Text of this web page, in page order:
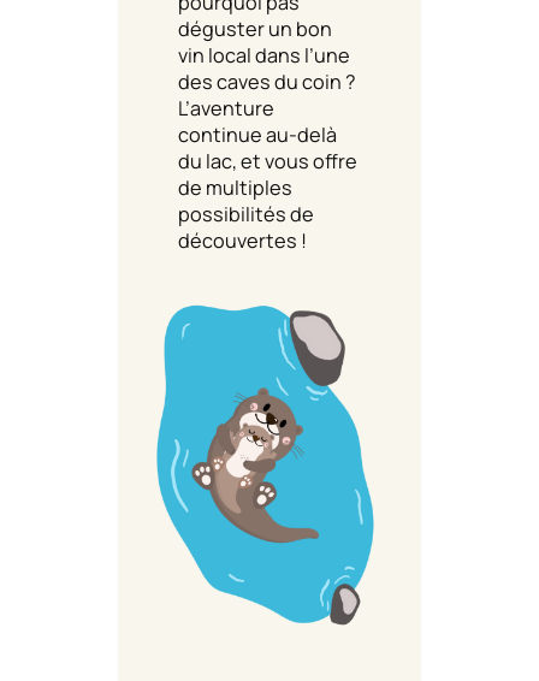
déguster un bon
vin local dans l’une
des caves du coin ?
L’aventure
continue au-delà
du lac, et vous offre
de multiples
possibilités de
découvertes !